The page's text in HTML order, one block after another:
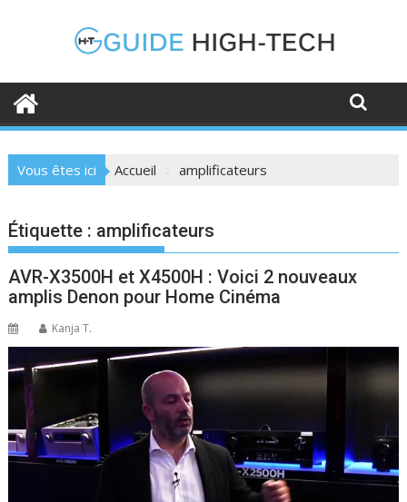
Vous êtes ici Accueil amplificateurs
Étiquette : amplificateurs
AVR-X3500H et X4500H : Voici 2 nouveaux
amplis Denon pour Home Cinéma
Kanja T.